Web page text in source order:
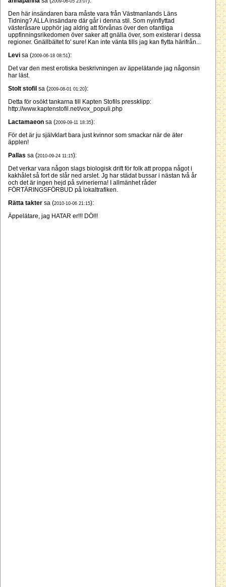
2009-06-05 23:07
Den här insändaren bara måste vara från Västmanlands Läns
Tidning? ALLA insändare där går i denna stil. Som nyinflyttad
västeråsare upphör jag aldrig att förvånas över den ofantliga
uppfinningsrikedomen över saker att gnälla över, som existerar i dessa
regioner. Gnällbältet fo' sure! Kan inte vänta tills jag kan flytta härifrån...
Levi sa (2009-06-18 08:51):
Det var den mest erotiska beskrivningen av äppelätande jag någonsin
har läst.
Stolt stofil sa (2009-08-01 01:20):
Detta för osökt tankarna till Kapten Stofils pressklipp:
http://www.kaptenstofil.net/vox_populi.php
Lactamaeon sa (2009-09-11 18:35):
För det är ju självklart bara just kvinnor som smackar när de äter
äpplen!
Pallas sa (2010-09-24 11:15):
Det verkar vara någon slags biologisk drift för folk att proppa något i
kakhålet så fort de slår ned arslet. Jg har städat bussar i nästan två år
och det är ingen hejd på svinerierna! I allmänhet råder
FÖRTÄRINGSFÖRBUD på lokaltrafiken.
Rätta takter sa (2010-10-06 21:15):
Äppelätare, jag HATAR er!!! DÖ!!!